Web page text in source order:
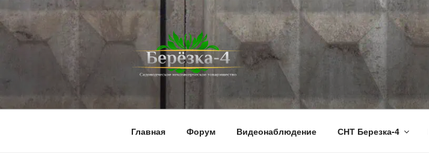
к
содержимому
BEREZKA4.RU
СНТ Берёзка-4
Главная Форум Видеонаблюдение СНТ Березка-4